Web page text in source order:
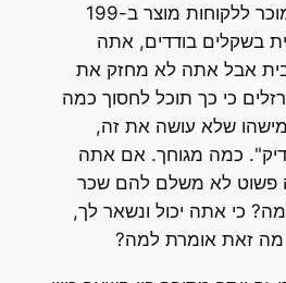
אלפי שקלים, אתה מוכר ללקוחות מוצר ב-199
בשקלים בודדים, אתה
אבל אתה לא מחזק את
כי כך תוכל לחסוך כמה
שלא עושה את זה,
כמה מגוחך. אם אתה
פשוט לא משלם להם שכר
כי אתה יכול ונשאר לך,
זאת אומרת למה?